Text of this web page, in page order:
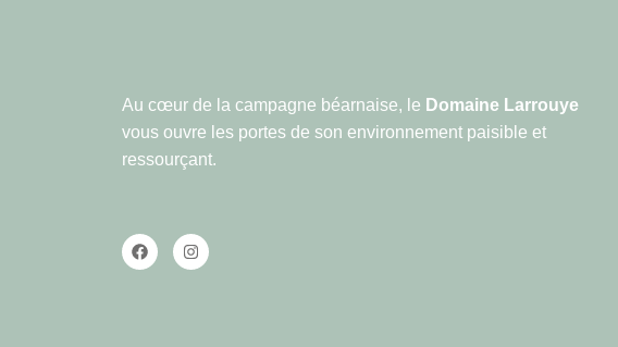
Au cœur de la campagne béarnaise, le Domaine Larrouye
vous ouvre les portes de son environnement paisible et
ressourçant.